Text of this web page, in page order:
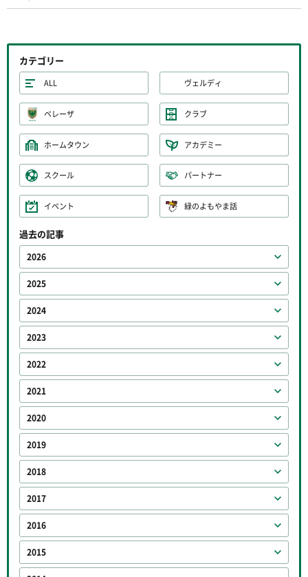
カテゴリー
ALL ヴェルディ
ベレーザ クラブ
ホームタウン アカデミー
スクール パートナー
イベント 緑のよもやま話
過去の記事
2026
2025
2024
2023
2022
2021
2020
2019
2018
2017
2016
2015